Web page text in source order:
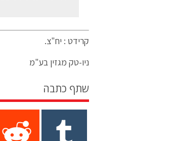
קרידט : יח"צ.
ניו-טק מגזין בע"מ
שתף כתבה